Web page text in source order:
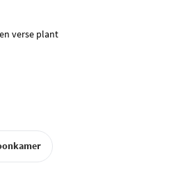
Dit is vooral belangrijk in de lente en
afwijken van de foto en wordt
ervoor dat jouw nieuwe
Gatenplant wordt zorgvuldig verpakt
Daarnaast gebruiken we
niet kan omvallen en
over hoe wij zorgen dat jouw
verse plant